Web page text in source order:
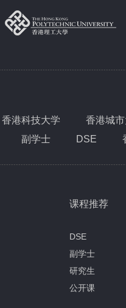
香港科技大学
香港城
副学士 DSE
课程推荐
DSE
副学士
研究生
公开课